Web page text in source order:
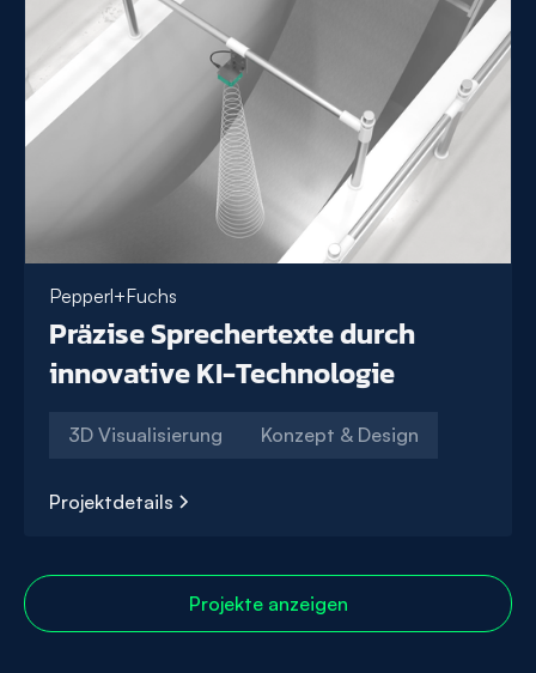
STEGO
Pepperl+Fuchs
Präzise Sprechertexte durch
innovative KI-Technologie
3D Visualisierung Konzept & Design
Projektdetails
Sprechertexte
durch
innovative
Projekte anzeigen